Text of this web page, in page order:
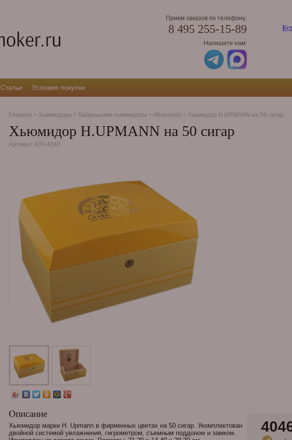
Прием заказов по телефону:
8 495 255-15-89
Напишите нам:
Статьи Условия покупки
Главная > Хьюмидоры > Тайваньские хьюмидоры > Aficionado > Хьюмидор H.UPMANN на 50 сигар
Хьюмидор H.UPMANN на 50 сигар
Артикул: 400-4240
Описание
Хьюмидор марки H. Upmann в фирменных цветах на 50 сигар. Укомплектован
двойной системой увлажнения, гигрометром, съемным поддоном и замком.